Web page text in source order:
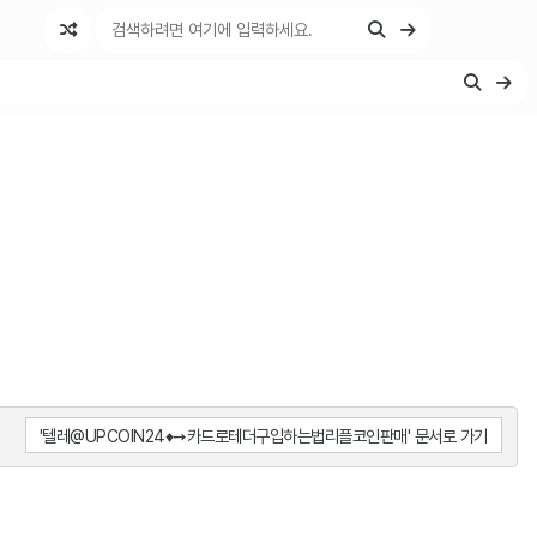
'텔레@UPCOIN24♦➙카드로테더구입하는법리플코인판매' 문서로 가기